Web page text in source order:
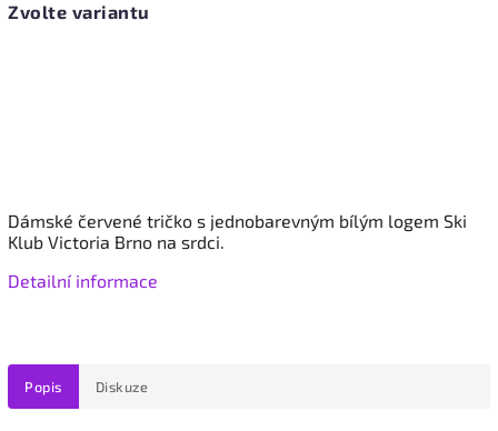
Zvolte variantu
Dámské červené tričko s jednobarevným bílým logem Ski
Klub Victoria Brno na srdci.
Detailní informace
Popis Diskuze